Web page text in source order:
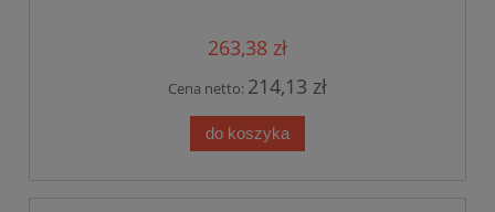
263,38 zł
Cena netto: 214,13 zł
do koszyka